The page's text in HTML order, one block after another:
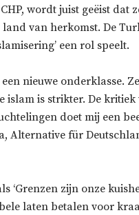
wordt juist geëist dat
van herkomst. De
een rol speelt.
nieuwe onderklasse.
is strikter. De kritiek
doet mij een
Alternative für
‘Grenzen zijn onze
laten betalen voor